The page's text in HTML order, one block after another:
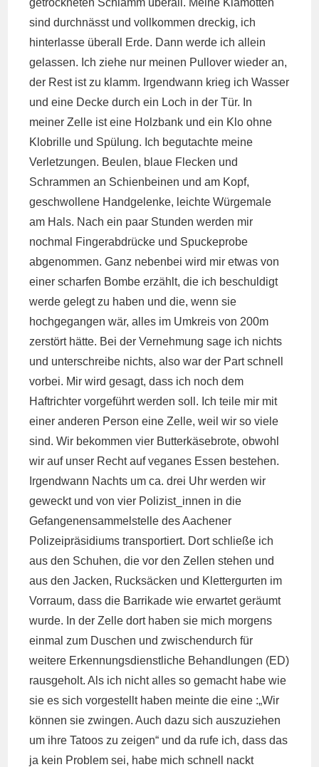
getrockneten Schlamm überall. Meine Klamotten
sind durchnässt und vollkommen dreckig, ich
hinterlasse überall Erde. Dann werde ich allein
gelassen. Ich ziehe nur meinen Pullover wieder an,
der Rest ist zu klamm. Irgendwann krieg ich Wasser
und eine Decke durch ein Loch in der Tür. In
meiner Zelle ist eine Holzbank und ein Klo ohne
Klobrille und Spülung. Ich begutachte meine
Verletzungen. Beulen, blaue Flecken und
Schrammen an Schienbeinen und am Kopf,
geschwollene Handgelenke, leichte Würgemale
am Hals. Nach ein paar Stunden werden mir
nochmal Fingerabdrücke und Spuckeprobe
abgenommen. Ganz nebenbei wird mir etwas von
einer scharfen Bombe erzählt, die ich beschuldigt
werde gelegt zu haben und die, wenn sie
hochgegangen wär, alles im Umkreis von 200m
zerstört hätte. Bei der Vernehmung sage ich nichts
und unterschreibe nichts, also war der Part schnell
vorbei. Mir wird gesagt, dass ich noch dem
Haftrichter vorgeführt werden soll. Ich teile mir mit
einer anderen Person eine Zelle, weil wir so viele
sind. Wir bekommen vier Butterkäsebrote, obwohl
wir auf unser Recht auf veganes Essen bestehen.
Irgendwann Nachts um ca. drei Uhr werden wir
geweckt und von vier Polizist_innen in die
Gefangenensammelstelle des Aachener
Polizeipräsidiums transportiert. Dort schließe ich
aus den Schuhen, die vor den Zellen stehen und
aus den Jacken, Rucksäcken und Klettergurten im
Vorraum, dass die Barrikade wie erwartet geräumt
wurde. In der Zelle dort haben sie mich morgens
einmal zum Duschen und zwischendurch für
weitere Erkennungsdienstliche Behandlungen (ED)
rausgeholt. Als ich nicht alles so gemacht habe wie
sie es sich vorgestellt haben meinte die eine :„Wir
können sie zwingen. Auch dazu sich auszuziehen
um ihre Tatoos zu zeigen“ und da rufe ich, dass das
ja kein Problem sei, habe mich schnell nackt